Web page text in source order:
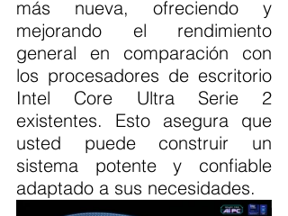
más nueva, ofreciendo y
mejorando el rendimiento
general en comparación con
los procesadores de escritorio
Intel Core Ultra Serie 2
existentes. Esto asegura que
usted puede construir un
sistema potente y confiable
adaptado a sus necesidades.